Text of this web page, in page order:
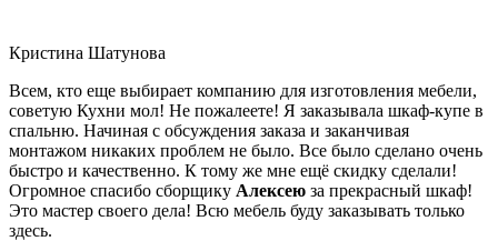
Кристина Шатунова
Всем, кто еще выбирает компанию для изготовления мебели,
советую Кухни мол! Не пожалеете! Я заказывала шкаф-купе в
спальню. Начиная с обсуждения заказа и заканчивая
монтажом никаких проблем не было. Все было сделано очень
быстро и качественно. К тому же мне ещё скидку сделали!
Огромное спасибо сборщику Алексею за прекрасный шкаф!
Это мастер своего дела! Всю мебель буду заказывать только
здесь.